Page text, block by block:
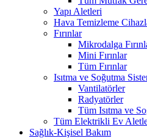
Yapı Aletleri
Hava Temizleme
Fırınlar
Mikrodalga
Mini Fırınlar
Tüm Fırınlar
Isıtma ve Soğutma
Vantilatörler
Radyatörler
Tüm Isıtma ve
Tüm Elektrikli Ev
Sağlık-Kişisel Bakım